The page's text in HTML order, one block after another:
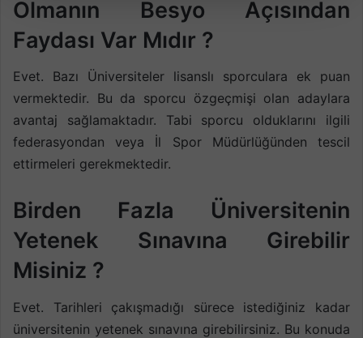
Olmanın Besyo Açısından
Faydası Var Mıdır ?
Evet. Bazı Üniversiteler lisanslı sporculara ek puan
vermektedir. Bu da sporcu özgeçmişi olan adaylara
avantaj sağlamaktadır. Tabi sporcu olduklarını ilgili
federasyondan veya İl Spor Müdürlüğünden tescil
ettirmeleri gerekmektedir.
Birden Fazla Üniversitenin
Yetenek Sınavına Girebilir
Misiniz ?
Evet. Tarihleri çakışmadığı sürece istediğiniz kadar
üniversitenin yetenek sınavına girebilirsiniz. Bu konuda